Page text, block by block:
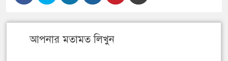
আপনার মতামত লিখুন